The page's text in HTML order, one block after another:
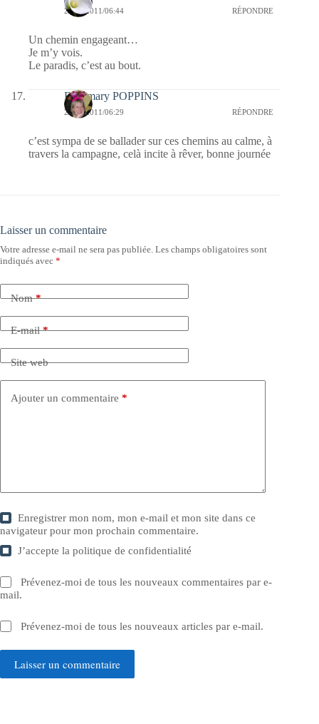
23/12/2011/06:44 RÉPONDRE
Un chemin engageant…
Je m’y vois.
Le paradis, c’est au bout.
Fabymary POPPINS
23/12/2011/06:29 RÉPONDRE
c’est sympa de se ballader sur ces chemins au calme, à
travers la campagne, celà incite à rêver, bonne journée
Laisser un commentaire
Votre adresse e-mail ne sera pas publiée. Les champs obligatoires sont
indiqués avec *
Nom*
E-mail*
Site web
Ajouter un commentaire *
Enregistrer mon nom, mon e-mail et mon site dans ce
navigateur pour mon prochain commentaire.
J’accepte lapolitique de confidentialité
Prévenez-moi de tous les nouveaux commentaires par e-
mail.
Prévenez-moi de tous les nouveaux articles par e-mail.
Laisser un commentaire